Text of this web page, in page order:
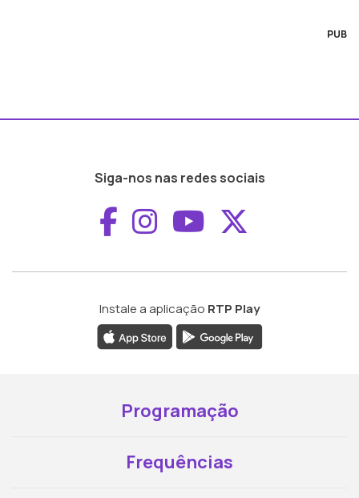
PUB
Siga-nos nas redes sociais
Aceder ao
Aceder ao
Aceder ao
Instale a aplicação RTP Play
Programação
Frequências